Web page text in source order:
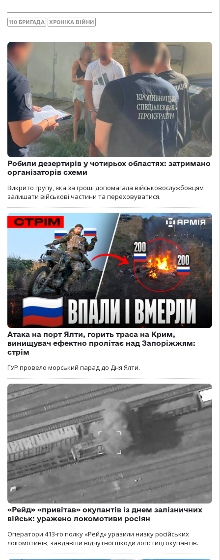
110 БРИГАДА ХРОНІКА ВІЙНИ
Робили дезертирів у чотирьох областях: затримано
організаторів схеми
Викрито групу, яка за гроші допомагала військовослужбовцям
залишати військові частини та переховуватися.
Атака на порт Ялти, горить траса на Крим,
винищувач ефектно пролітає над Запоріжжям:
стрім
ГУР провело морський парад до Дня Ялти.
«Рейд» «привітав» окупантів із днем залізничних
військ: уражено локомотиви росіян
Оператори 413-го полку «Рейд» уразили низку російських
локомотивів, завдавши відчутної шкоди логістиці окупантів.